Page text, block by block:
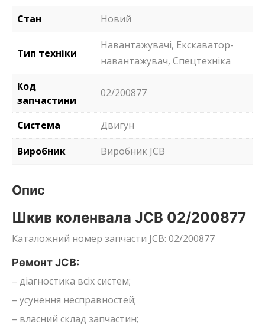
Стан
Новий
Тип техніки
Навантажувачі, Екскаватор-
навантажувач, Спецтехніка
Код
запчастини
02/200877
Система
Двигун
Виробник
Виробник JCB
Опис
Шкив коленвала JCB 02/200877
Каталожний номер запчасти JCB: 02/200877
Ремонт JCB:
– діагностика всіх систем;
– усунення несправностей;
– власний склад запчастин;